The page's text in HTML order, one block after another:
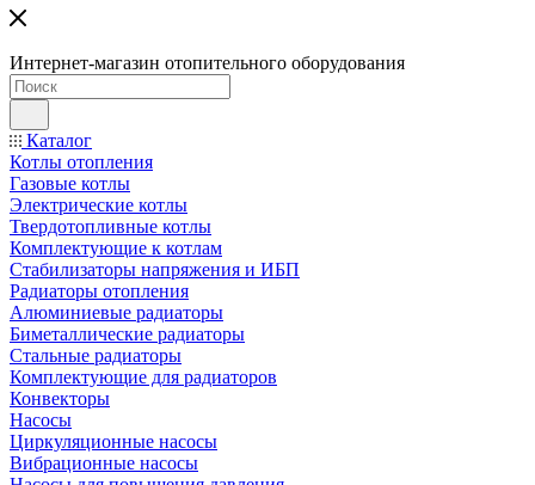
Интернет-магазин отопительного оборудования
Каталог
Котлы отопления
Газовые котлы
Электрические котлы
Твердотопливные котлы
Комплектующие к котлам
Стабилизаторы напряжения и ИБП
Радиаторы отопления
Алюминиевые радиаторы
Биметаллические радиаторы
Стальные радиаторы
Комплектующие для радиаторов
Конвекторы
Насосы
Циркуляционные насосы
Вибрационные насосы